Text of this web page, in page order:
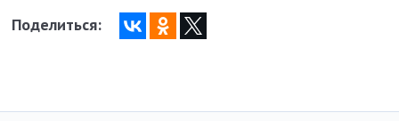
Поделиться: